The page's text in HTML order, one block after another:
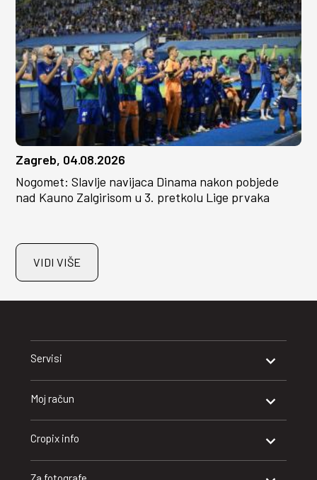
Zagreb, 04.08.2026
Nogomet: Slavlje navijaca Dinama nakon pobjede
nad Kauno Zalgirisom u 3. pretkolu Lige prvaka
VIDI VIŠE
Servisi
Moj račun
Cropix info